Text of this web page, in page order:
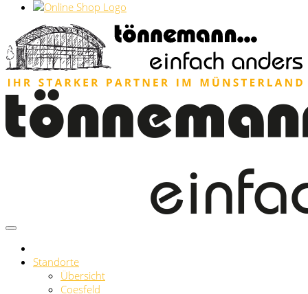
Standorte
Übersicht
Coesfeld